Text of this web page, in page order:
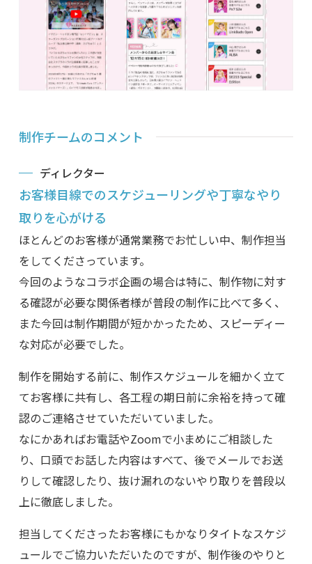
制作チームのコメント
ディレクター
お客様目線でのスケジューリングや丁寧なやり
取りを心がける
ほとんどのお客様が通常業務でお忙しい中、制作担当
をしてくださっています。
今回のようなコラボ企画の場合は特に、制作物に対す
る確認が必要な関係者様が普段の制作に比べて多く、
また今回は制作期間が短かかったため、スピーディー
な対応が必要でした。
制作を開始する前に、制作スケジュールを細かく立て
てお客様に共有し、各工程の期日前に余裕を持って確
認のご連絡させていただいていました。
なにかあればお電話やZoomで小まめにご相談した
り、口頭でお話した内容はすべて、後でメールでお送
りして確認したり、抜け漏れのないやり取りを普段以
上に徹底しました。
担当してくださったお客様にもかなりタイトなスケジ
ュールでご協力いただいたのですが、制作後のやりと